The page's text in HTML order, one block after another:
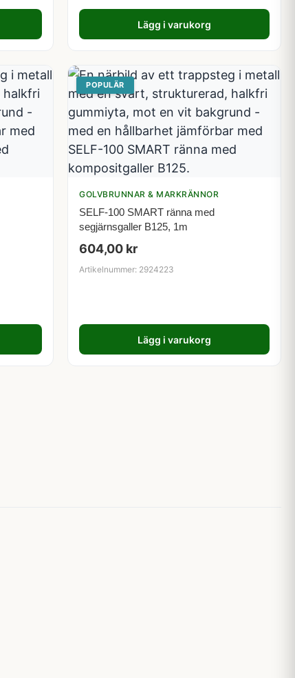
Lägg i varukorg
POPULÄR
GOLVBRUNNAR & MARKRÄNNOR
SELF-100 SMART ränna med
segjärnsgaller B125, 1m
604,00 kr
Artikelnummer: 2924223
Lägg i varukorg